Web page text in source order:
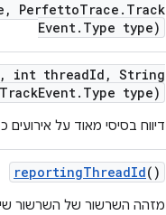
, PerfettoTrace . Track
Event. Type type)
, int threadId , String
TrackEvent. Type type)
דיווח בסיסי מאוד על
reportingThreadId()
מזהה השרשור של השרשור